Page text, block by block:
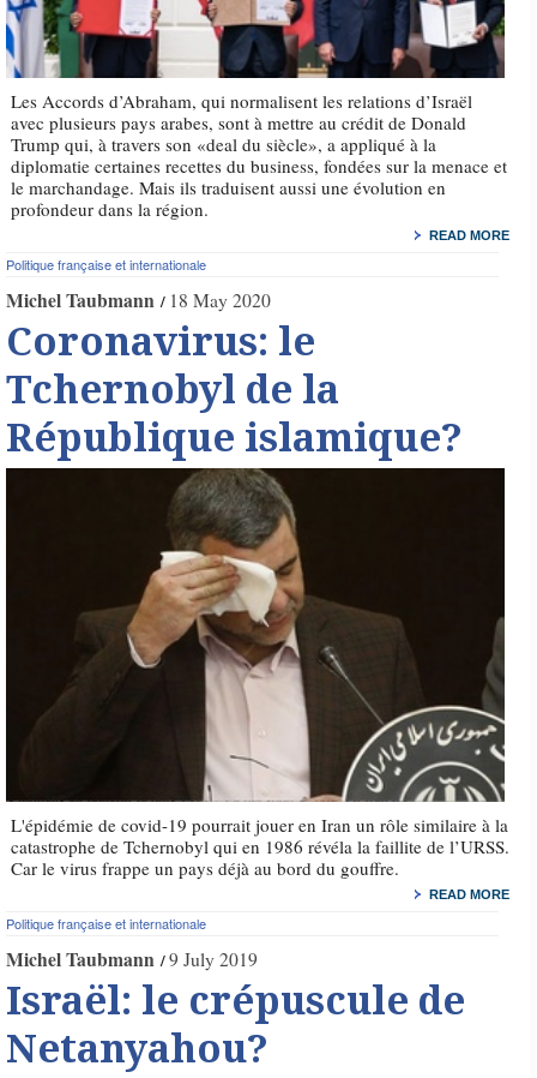
Les Accords d’Abraham, qui normalisent les relations d’Israël
avec plusieurs pays arabes, sont à mettre au crédit de Donald
Trump qui, à travers son «deal du siècle», a appliqué à la
diplomatie certaines recettes du business, fondées sur la menace et
le marchandage. Mais ils traduisent aussi une évolution en
profondeur dans la région.
READ MORE
Politique française et internationale
Michel Taubmann 18 May 2020
Coronavirus: le
Tchernobyl de la
République islamique?
L'épidémie de covid-19 pourrait jouer en Iran un rôle similaire à la
catastrophe de Tchernobyl qui en 1986 révéla la faillite de l’URSS.
Car le virus frappe un pays déjà au bord du gouffre.
READ MORE
Politique française et internationale
Michel Taubmann 9 July 2019
Israël: le crépuscule de
Netanyahou?